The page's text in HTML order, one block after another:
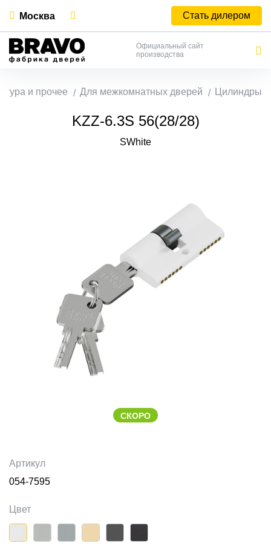
Москва Стать дилером
Официальный сайт
производства
и прочее Для межкомнатных дверей Цилиндры
KZZ-6.3S 56(28/28)
SWhite
СКОРО
Артикул
054-7595
Цвет